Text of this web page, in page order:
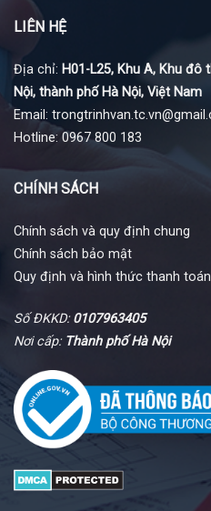
LIÊN HỆ
Địa chỉ: H01-L25, Khu A, Khu đô
Nội, thành phố Hà Nội, Việt Nam
Email:
Hotline: 0967 800 183
CHÍNH SÁCH
Chính sách và quy định chung
Chính sách bảo mật
Quy định và hình thức thanh toán
Số ĐKKD:0107963405
Nơi cấp: Thành phố Hà Nội